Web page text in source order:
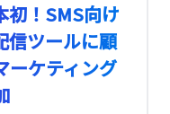
初！SMS向け
信ツールに顧
ーケティング